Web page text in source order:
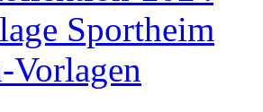
Sportheim
Vorlagen